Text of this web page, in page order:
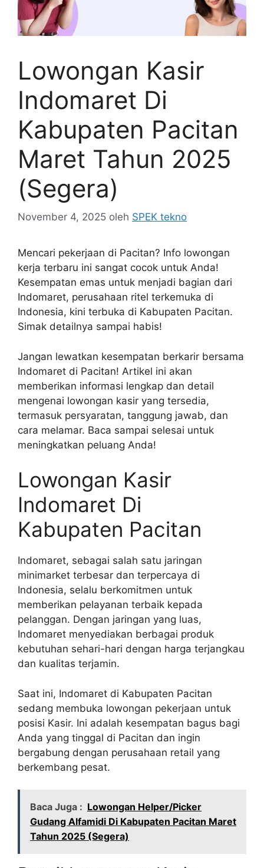
Lowongan Kasir
Indomaret Di
Kabupaten Pacitan
Maret Tahun 2025
(Segera)
November 4, 2025 oleh SPEK tekno
Mencari pekerjaan di Pacitan? Info lowongan
kerja terbaru ini sangat cocok untuk Anda!
Kesempatan emas untuk menjadi bagian dari
Indomaret, perusahaan ritel terkemuka di
Indonesia, kini terbuka di Kabupaten Pacitan.
Simak detailnya sampai habis!
Jangan lewatkan kesempatan berkarir bersama
Indomaret di Pacitan! Artikel ini akan
memberikan informasi lengkap dan detail
mengenai lowongan kasir yang tersedia,
termasuk persyaratan, tanggung jawab, dan
cara melamar. Baca sampai selesai untuk
meningkatkan peluang Anda!
Lowongan Kasir
Indomaret Di
Kabupaten Pacitan
Indomaret, sebagai salah satu jaringan
minimarket terbesar dan terpercaya di
Indonesia, selalu berkomitmen untuk
memberikan pelayanan terbaik kepada
pelanggan. Dengan jaringan yang luas,
Indomaret menyediakan berbagai produk
kebutuhan sehari-hari dengan harga terjangkau
dan kualitas terjamin.
Saat ini, Indomaret di Kabupaten Pacitan
sedang membuka lowongan pekerjaan untuk
posisi Kasir. Ini adalah kesempatan bagus bagi
Anda yang tinggal di Pacitan dan ingin
bergabung dengan perusahaan retail yang
berkembang pesat.
Baca Juga : Lowongan Helper/Picker
Gudang Alfamidi Di Kabupaten Pacitan Maret
Tahun 2025 (Segera)